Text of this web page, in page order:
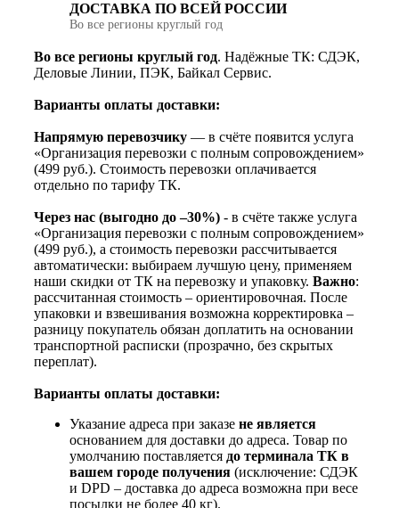
ДОСТАВКА ПО ВСЕЙ РОССИИ
Во все регионы круглый год
Во все регионы круглый год. Надёжные ТК: СДЭК,
Деловые Линии, ПЭК, Байкал Сервис.
Варианты оплаты доставки:
Напрямую перевозчику — в счёте появится услуга
«Организация перевозки с полным сопровождением»
(499 руб.). Стоимость перевозки оплачивается
отдельно по тарифу ТК.
Через нас (выгодно до –30%) - в счёте также услуга
«Организация перевозки с полным сопровождением»
(499 руб.), а стоимость перевозки рассчитывается
автоматически: выбираем лучшую цену, применяем
наши скидки от ТК на перевозку и упаковку. Важно:
рассчитанная стоимость – ориентировочная. После
упаковки и взвешивания возможна корректировка –
разницу покупатель обязан доплатить на основании
транспортной расписки (прозрачно, без скрытых
переплат).
Варианты оплаты доставки:
Указание адреса при заказе не является
основанием для доставки до адреса. Товар по
умолчанию поставляется до терминала ТК в
вашем городе получения (исключение: СДЭК
и DPD – доставка до адреса возможна при весе
посылки не более 40 кг).